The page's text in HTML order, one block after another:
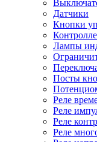
Датчики
Кнопки
Лампы
Посты
Реле
Реле
Реле
Реле